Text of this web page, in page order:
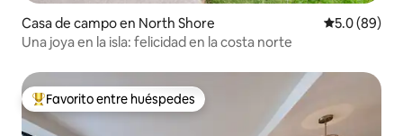
Casa de campo en North Shore Calificación
5.0 (89)
Una joya en la isla: felicidad en la costa norte
Favorito entre huéspedes preferido
Favorito entre huéspedes